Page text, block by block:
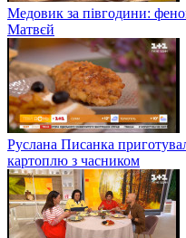
Медовик за півгодини:
Матвєй
Руслана Писанка
картоплю з часником